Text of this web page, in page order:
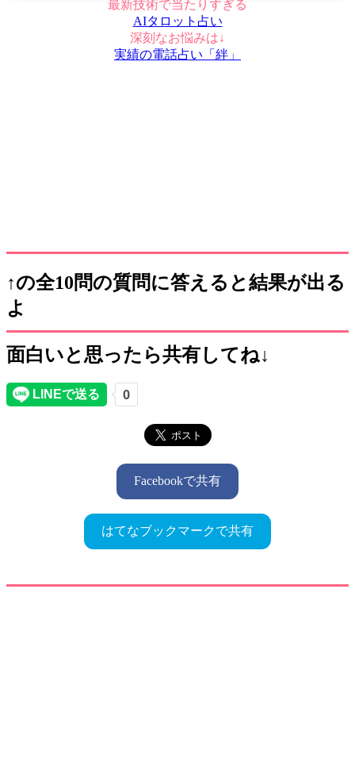
最新技術で当たりすぎる
AIタロット占い
深刻なお悩みは↓
実績の電話占い「絆」
↑の全10問の質問に答えると結果が出る
よ
面白いと思ったら共有してね↓
Facebookで共有
はてなブックマークで共有